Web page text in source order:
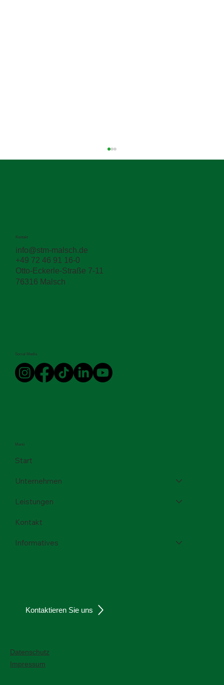
🛠️ Straßenbau leicht gemacht 🚛
Menü
Start
Unternehmen
Leistungen
Kontakt
Informatives
Kontakt
info@stm-malsch.de
+49 72 46 91 16-0
Otto-Eckerle-Straße 7-11
76316 Malsch
Social Media
Kontaktieren Sie uns
Datenschutz
Impressum